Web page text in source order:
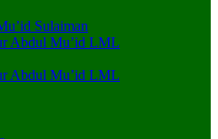
Sulaiman
Abdul Mu’id LML
Abdul Mu’id LML